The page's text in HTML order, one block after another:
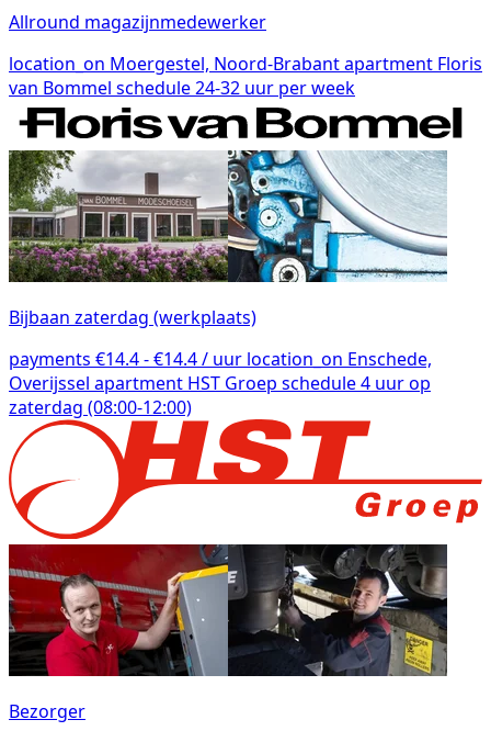
Allround magazijnmedewerker
location_on Moergestel, Noord-Brabantapartment Floris
van Bommel schedule24-32 uur per week
Bijbaan zaterdag (werkplaats)
payments €14.4 - €14.4 / uur location_on Enschede,
Overijssel apartment HST Groep schedule4 uur op
zaterdag (08:00-12:00)
Bezorger